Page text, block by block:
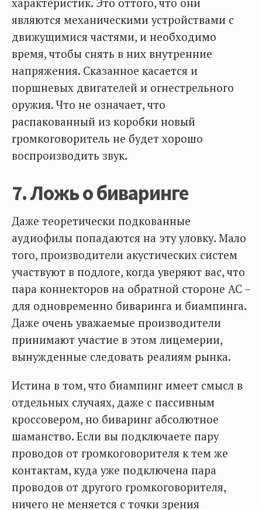
характеристик. Это оттого, что они
являются механическими устройствами с
движущимися частями, и необходимо
время, чтобы снять в них внутренние
напряжения. Сказанное касается и
поршневых двигателей и огнестрельного
оружия. Что не означает, что
распакованный из коробки новый
громкоговоритель не будет хорошо
воспроизводить звук.
7. Ложь о биваринге
Даже теоретически подкованные
аудиофилы попадаются на эту уловку. Мало
того, производители акустических систем
участвуют в подлоге, когда уверяют вас, что
пара коннекторов на обратной стороне АС –
для одновременно биваринга и биампинга.
Даже очень уважаемые производители
принимают участие в этом лицемерии,
вынужденные следовать реалиям рынка.
Истина в том, что биампинг имеет смысл в
отдельных случаях, даже с пассивным
кроссовером, но биваринг абсолютное
шаманство. Если вы подключаете пару
проводов от громкоговорителя к тем же
контактам, куда уже подключена пара
проводов от другого громкоговорителя,
ничего не меняется с точки зрения